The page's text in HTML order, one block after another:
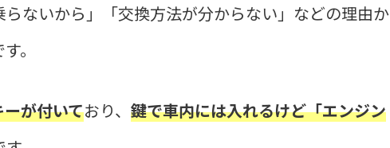
ないから」「交換方法が分からない」などの理由か
。
が付いており、 鍵で車内には入れるけど「エンジン